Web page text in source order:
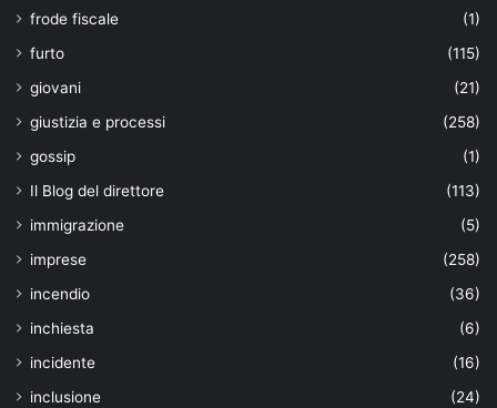
frode fiscale
(1)
furto
(115)
giovani
(21)
giustizia e processi
(258)
gossip
(1)
Il Blog del direttore
(113)
immigrazione
(5)
imprese
(258)
incendio
(36)
inchiesta
(6)
incidente
(16)
inclusione
(24)